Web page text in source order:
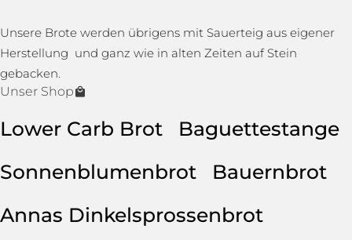
Unsere Brote werden übrigens mit Sauerteig aus eigener
Herstellung und ganz wie in alten Zeiten auf Stein
gebacken.
Unser Shop
Lower Carb Brot
Baguettestange
Sonnenblumenbrot
Bauernbrot
Annas Dinkelsprossenbrot